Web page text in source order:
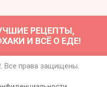
РЕЦЕПТЫ,
И ВСЁ О ЕДЕ!
Все права защищены.